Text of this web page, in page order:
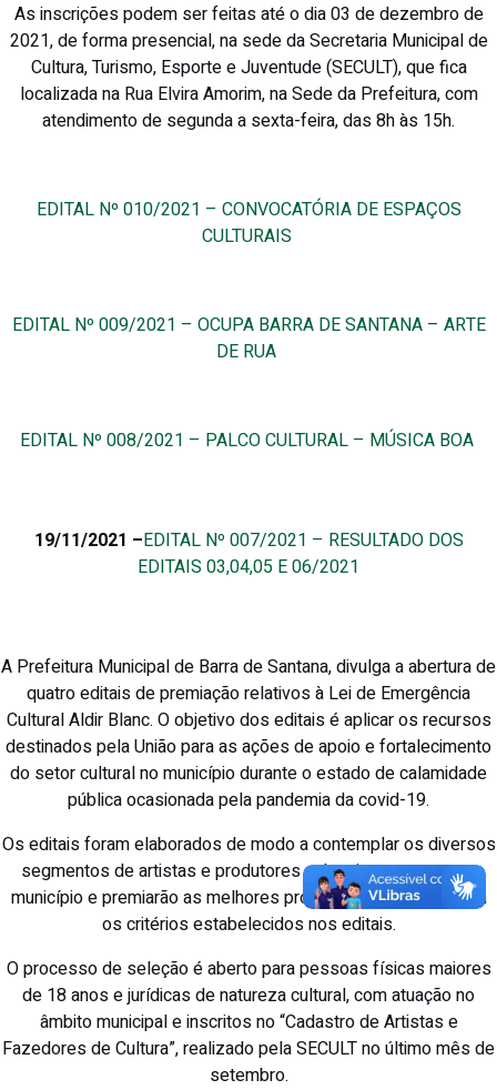
As inscrições podem ser feitas até o dia 03 de dezembro de
2021, de forma presencial, na sede da Secretaria Municipal de
Cultura, Turismo, Esporte e Juventude (SECULT), que fica
localizada na Rua Elvira Amorim, na Sede da Prefeitura, com
atendimento de segunda a sexta-feira, das 8h às 15h.
EDITAL Nº 010/2021 – CONVOCATÓRIA DE ESPAÇOS
CULTURAIS
EDITAL Nº 009/2021 – OCUPA BARRA DE SANTANA – ARTE
DE RUA
EDITAL Nº 008/2021 – PALCO CULTURAL – MÚSICA BOA
19/11/2021 –EDITAL Nº 007/2021 – RESULTADO DOS
EDITAIS 03,04,05 E 06/2021
A Prefeitura Municipal de Barra de Santana, divulga a abertura de
quatro editais de premiação relativos à Lei de Emergência
Cultural Aldir Blanc. O objetivo dos editais é aplicar os recursos
destinados pela União para as ações de apoio e fortalecimento
do setor cultural no município durante o estado de calamidade
pública ocasionada pela pandemia da covid-19.
Os editais foram elaborados de modo a contemplar os diversos
segmentos de artistas e produtores culturais que atuam no
município e premiarão as melhores propostas, de acordo com
os critérios estabelecidos nos editais.
O processo de seleção é aberto para pessoas físicas maiores
de 18 anos e jurídicas de natureza cultural, com atuação no
âmbito municipal e inscritos no “Cadastro de Artistas e
Fazedores de Cultura”, realizado pela SECULT no último mês de
setembro.